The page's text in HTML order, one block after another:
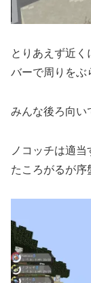
とりあえず近
バーで周りをぶ
みんな後ろ向い
ノコッチは適
たころがるが序